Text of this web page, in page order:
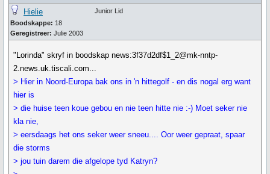
Hielie
Boodskappe: 18
Geregistreer: Julie 2003
Junior Lid
"Lorinda" skryf in boodskap news:3f37d2df$1_2@mk-nntp-
2.news.uk.tiscali.com...
> Hier in Noord-Europa bak ons in 'n hittegolf - en dis nogal erg want
hier is
> die huise teen koue gebou en nie teen hitte nie :-) Moet seker nie
kla nie,
> eersdaags het ons seker weer sneeu.... Oor weer gepraat, spaar
die storms
> jou tuin darem die afgelope tyd Katryn?